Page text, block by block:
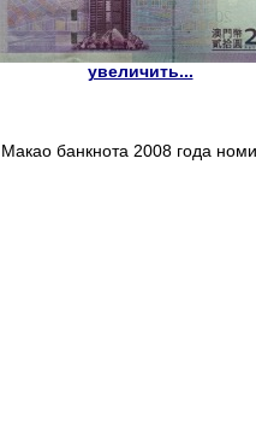
увеличить...
Макао банкнота 2008 года